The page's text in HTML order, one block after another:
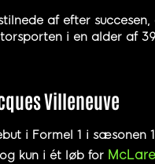
af efter
i en alder af
Villeneuve
i Formel 1 i
kun i ét løb for